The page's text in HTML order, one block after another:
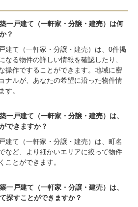
一戸建て（一軒家・分譲・建売）は何
？
建て（一軒家・分譲・建売）は、0件掲
なる物件の詳しい情報を確認したり、
操作ですることができます。地域に密
ナルが、あなたの希望に沿った物件情
す。
一戸建て（一軒家・分譲・建売）は、
できますか？
建て（一軒家・分譲・建売）は、町名
など、より細かいエリアに絞って物件
ことができます。
一戸建て（一軒家・分譲・建売）は、
探すことができますか？